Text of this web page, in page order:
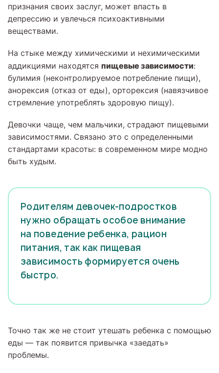
признания своих заслуг, может впасть в
депрессию и увлечься психоактивными
веществами.
На стыке между химическими и нехимическими
аддикциями находятся пищевые зависимости:
булимия (неконтролируемое потребление пищи),
анорексия (отказ от еды), орторексия (навязчивое
стремление употреблять здоровую пищу).
Девочки чаще, чем мальчики, страдают пищевыми
зависимостями. Связано это с определенными
стандартами красоты: в современном мире модно
быть худым.
Родителям девочек-подростков
нужно обращать особое внимание
на поведение ребенка, рацион
питания, так как пищевая
зависимость формируется очень
быстро.
Точно так же не стоит утешать ребенка с помощью
еды — так появится привычка «заедать»
проблемы.